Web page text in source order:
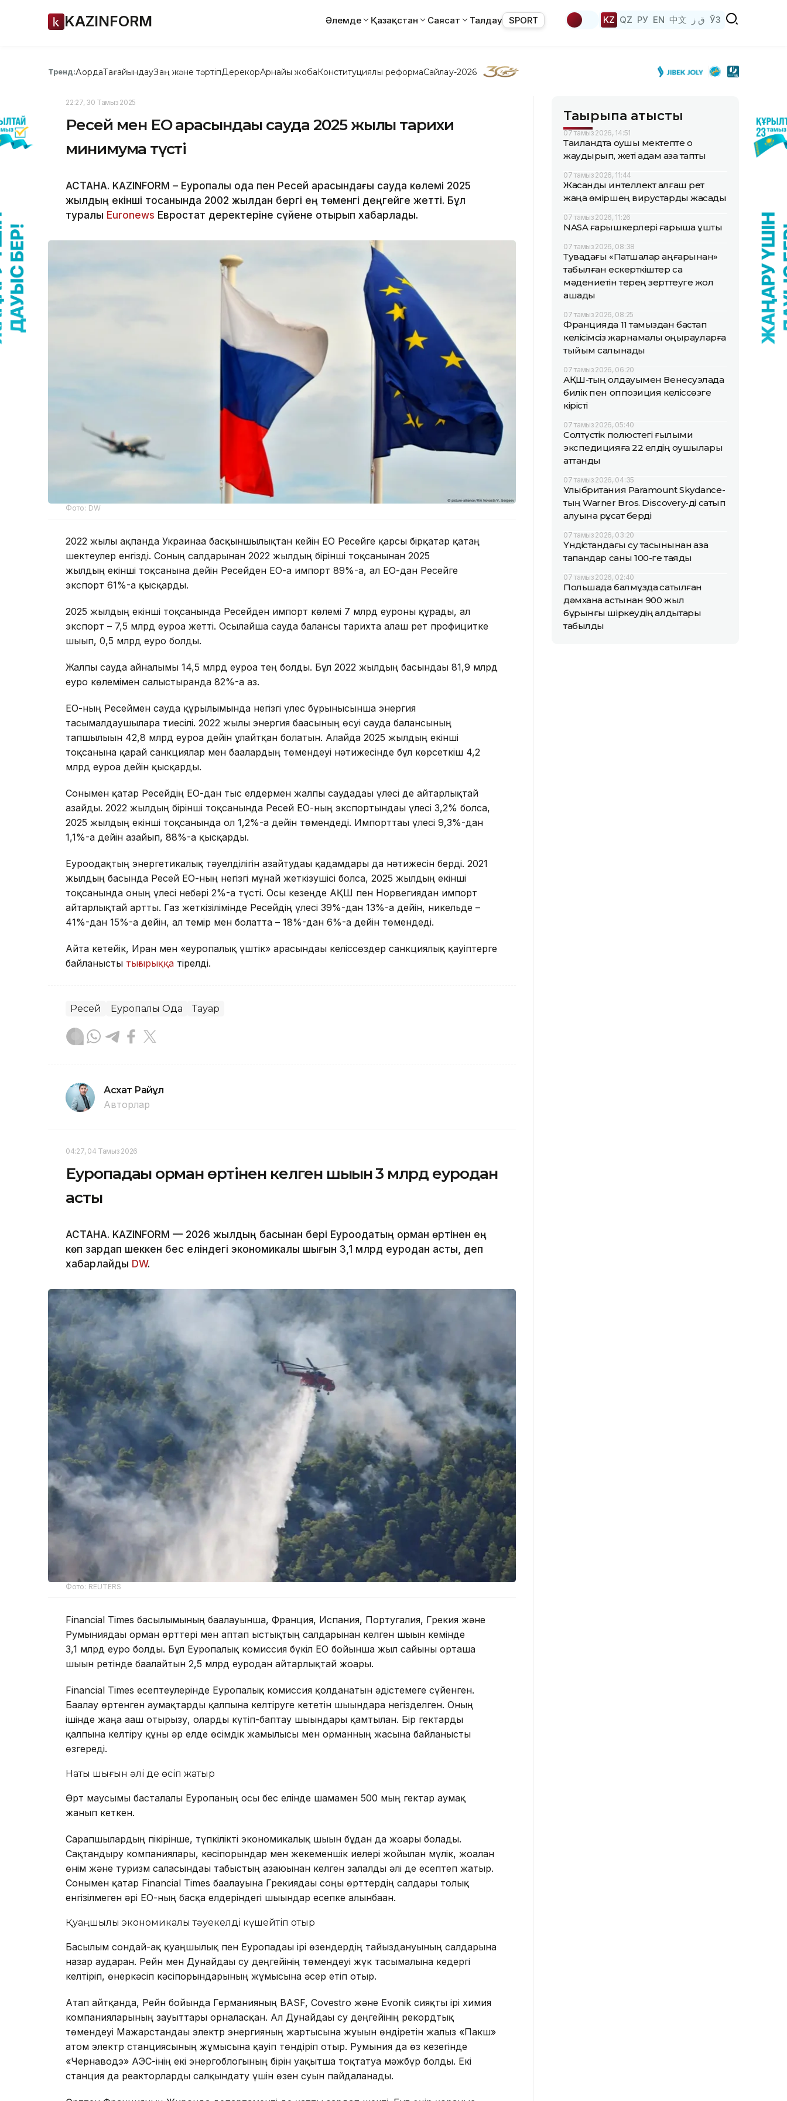
KAZINFORM Әлемде Қазақстан Саясат Талдау SPORT KZ QZ РУ EN 中文 ق ز ЎЗ
Тренд:АқордаТағайындауЗаң және тәртіпДерекқорАрнайы жобаКонституциялық реформаСайлау-2026
22:27, 30 Тамыз 2025
Ресей мен ЕО арасындағы сауда 2025 жылы тарихи
минимумға түсті
АСТАНА. KAZINFORM – Еуропалық одақ пен Ресей арасындағы сауда көлемі 2025
жылдың екінші тоқсанында 2002 жылдан бергі ең төменгі деңгейге жетті. Бұл
туралы Euronews Евростат деректеріне сүйене отырып хабарлады.
Фото: DW
2022 жылғы ақпанда Украинаға басқыншылықтан кейін ЕО Ресейге қарсы бірқатар қатаң
шектеулер енгізді. Соның салдарынан 2022 жылдың бірінші тоқсанынан 2025
жылдың екінші тоқсанына дейін Ресейден ЕО-ға импорт 89%-ға, ал ЕО-дан Ресейге
экспорт 61%-ға қысқарды.
2025 жылдың екінші тоқсанында Ресейден импорт көлемі 7 млрд еуроны құрады, ал
экспорт – 7,5 млрд еуроға жетті. Осылайша сауда балансы тарихта алғаш рет профицитке
шығып, 0,5 млрд еуро болды.
Жалпы сауда айналымы 14,5 млрд еуроға тең болды. Бұл 2022 жылдың басындағы 81,9 млрд
еуро көлемімен салыстырғанда 82%-ға аз.
ЕО-ның Ресеймен сауда құрылымында негізгі үлес бұрынғысынша энергия
тасымалдаушыларға тиесілі. 2022 жылы энергия бағасының өсуі сауда балансының
тапшылығын 42,8 млрд еуроға дейін ұлғайтқан болатын. Алайда 2025 жылдың екінші
тоқсанына қарай санкциялар мен бағалардың төмендеуі нәтижесінде бұл көрсеткіш 4,2
млрд еуроға дейін қысқарды.
Сонымен қатар Ресейдің ЕО-дан тыс елдермен жалпы саудадағы үлесі де айтарлықтай
азайды. 2022 жылдың бірінші тоқсанында Ресей ЕО-ның экспортындағы үлесі 3,2% болса,
2025 жылдың екінші тоқсанында ол 1,2%-ға дейін төмендеді. Импорттағы үлесі 9,3%-дан
1,1%-ға дейін азайып, 88%-ға қысқарды.
Еуроодақтың энергетикалық тәуелділігін азайтудағы қадамдары да нәтижесін берді. 2021
жылдың басында Ресей ЕО-ның негізгі мұнай жеткізушісі болса, 2025 жылдың екінші
тоқсанында оның үлесі небәрі 2%-ға түсті. Осы кезеңде АҚШ пен Норвегиядан импорт
айтарлықтай артты. Газ жеткізілімінде Ресейдің үлесі 39%-дан 13%-ға дейін, никельде –
41%-дан 15%-ға дейін, ал темір мен болатта – 18%-дан 6%-ға дейін төмендеді.
Айта кетейік, Иран мен «еуропалық үштік» арасындағы келіссөздер санкциялық қауіптерге
байланысты тығырыққа тірелді.
Ресей Еуропалық Одақ Тауар
Асхат Райқұл
Авторлар
04:27, 04 Тамыз 2026
Еуропадағы орман өртінен келген шығын 3 млрд еуродан
асты
АСТАНА. KAZINFORM — 2026 жылдың басынан бері Еуроодақтың орман өртінен ең
көп зардап шеккен бес еліндегі экономикалық шығын 3,1 млрд еуродан асты, деп
хабарлайды DW.
Фото: REUTERS
Financial Times басылымының бағалауынша, Франция, Испания, Португалия, Грекия және
Румыниядағы орман өрттері мен аптап ыстықтың салдарынан келген шығын кемінде
3,1 млрд еуро болды. Бұл Еуропалық комиссия бүкіл ЕО бойынша жыл сайынғы орташа
шығын ретінде бағалайтын 2,5 млрд еуродан айтарлықтай жоғары.
Financial Times есептеулерінде Еуропалық комиссия қолданатын әдістемеге сүйенген.
Бағалау өртенген аумақтарды қалпына келтіруге кететін шығындарға негізделген. Оның
ішінде жаңа ағаш отырғызу, оларды күтіп-баптау шығындары қамтылған. Бір гектарды
қалпына келтіру құны әр елде өсімдік жамылғысы мен орманның жасына байланысты
өзгереді.
Нақты шығын әлі де өсіп жатыр
Өрт маусымы басталғалы Еуропаның осы бес елінде шамамен 500 мың гектар аумақ
жанып кеткен.
Сарапшылардың пікірінше, түпкілікті экономикалық шығын бұдан да жоғары болады.
Сақтандыру компаниялары, кәсіпорындар мен жекеменшік иелері жойылған мүлік, жоғалған
өнім және туризм саласындағы табыстың азаюынан келген залалды әлі де есептеп жатыр.
Сонымен қатар Financial Times бағалауына Грекиядағы соңғы өрттердің салдары толық
енгізілмеген әрі ЕО-ның басқа елдеріндегі шығындар есепке алынбаған.
Қуаңшылық экономикалық тәуекелді күшейтіп отыр
Басылым сондай-ақ қуаңшылық пен Еуропадағы ірі өзендердің тайыздануының салдарына
назар аударған. Рейн мен Дунайдағы су деңгейінің төмендеуі жүк тасымалына кедергі
келтіріп, өнеркәсіп кәсіпорындарының жұмысына әсер етіп отыр.
Атап айтқанда, Рейн бойында Германияның BASF, Covestro және Evonik сияқты ірі химия
компанияларының зауыттары орналасқан. Ал Дунайдағы су деңгейінің рекордтық
төмендеуі Мажарстандағы электр энергияның жартысына жуығын өндіретін жалғыз «Пакш»
атом электр станциясының жұмысына қауіп төндіріп отыр. Румыния да өз кезегінде
«Чернаводэ» АЭС-інің екі энергоблогының бірін уақытша тоқтатуға мәжбүр болды. Екі
станция да реакторларды салқындату үшін өзен суын пайдаланады.
Тақырыпқа қатысты
07 тамыз 2026, 14:51
Таиландта оқушы мектепте оқ
жаудырып, жеті адам қаза тапты
07 тамыз 2026, 11:44
Жасанды интеллект алғаш рет
жаңа өміршең вирустарды жасады
07 тамыз 2026, 11:26
NASA ғарышкерлері ғарышқа ұшты
07 тамыз 2026, 08:38
Тувадағы «Патшалар аңғарынан»
табылған ескерткіштер сақ
мәдениетін терең зерттеуге жол
ашады
07 тамыз 2026, 08:25
Францияда 11 тамыздан бастап
келісімсіз жарнамалық қоңырауларға
тыйым салынады
07 тамыз 2026, 06:20
АҚШ-тың қолдауымен Венесуэлада
билік пен оппозиция келіссөзге
кірісті
07 тамыз 2026, 05:40
Солтүстік полюстегі ғылыми
экспедицияға 22 елдің оқушылары
аттанды
07 тамыз 2026, 04:35
Ұлыбритания Paramount Skydance-
тың Warner Bros. Discovery-ді сатып
алуына рұқсат берді
07 тамыз 2026, 03:20
Үндістандағы су тасқынынан қаза
тапқандар саны 100-ге таяды
07 тамыз 2026, 02:40
Польшада балмұздақ сатылған
дәмхана астынан 900 жыл
бұрынғы шіркеудің қалдықтары
табылды